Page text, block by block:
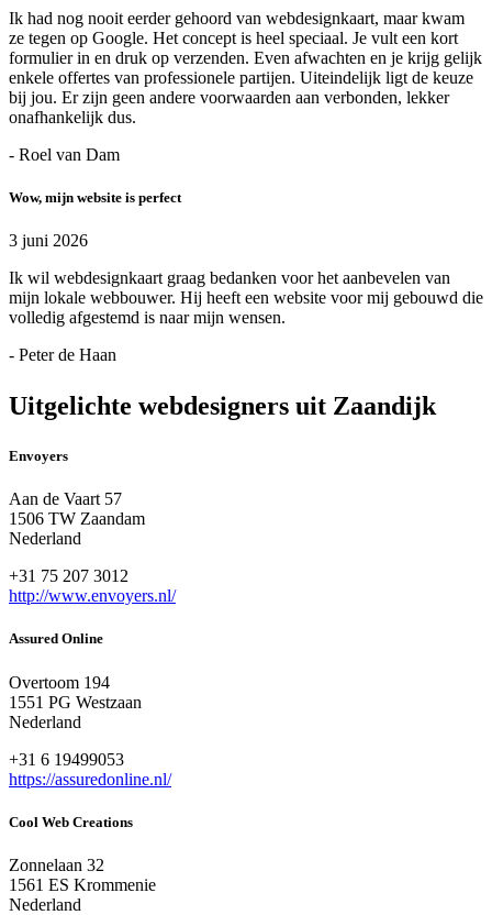
Ik had nog nooit eerder gehoord van webdesignkaart, maar kwam
ze tegen op Google. Het concept is heel speciaal. Je vult een kort
formulier in en druk op verzenden. Even afwachten en je krijg gelijk
enkele offertes van professionele partijen. Uiteindelijk ligt de keuze
bij jou. Er zijn geen andere voorwaarden aan verbonden, lekker
onafhankelijk dus.
- Roel van Dam
Wow, mijn website is perfect
3 juni 2026
Ik wil webdesignkaart graag bedanken voor het aanbevelen van
mijn lokale webbouwer. Hij heeft een website voor mij gebouwd die
volledig afgestemd is naar mijn wensen.
- Peter de Haan
Uitgelichte webdesigners uit Zaandijk
Envoyers
Aan de Vaart 57
1506 TW Zaandam
Nederland
+31 75 207 3012
http://www.envoyers.nl/
Assured Online
Overtoom 194
1551 PG Westzaan
Nederland
+31 6 19499053
https://assuredonline.nl/
Cool Web Creations
Zonnelaan 32
1561 ES Krommenie
Nederland